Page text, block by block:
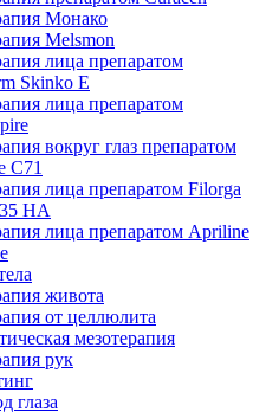
Монако
Melsmon
лица препаратом
Skinko E
лица препаратом
вокруг глаз препаратом
С71
лица препаратом Filorga
HA
лица препаратом Apriline
живота
от целлюлита
мезотерапия
рук
глаза